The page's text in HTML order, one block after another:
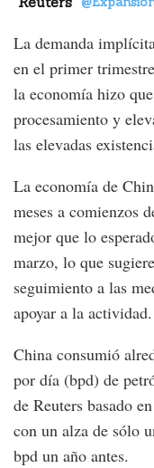
La demanda
en el primer
la economía hizo
procesamiento y
las elevadas
La economía de
meses a comienzos
mejor que lo
marzo, lo que
seguimiento a las
apoyar a la actividad.
China consumió
por día (bpd) de
de Reuters basado
con un alza de sólo
bpd un año antes.